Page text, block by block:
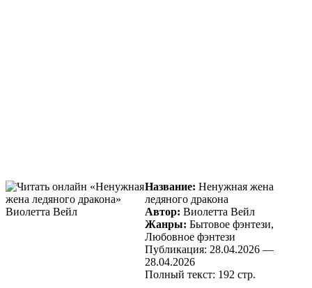
Название: Ненужная жена
ледяного дракона
Автор: Виолетта Вейл
Жанры: Бытовое фэнтези,
Любовное фэнтези
Публикация: 28.04.2026 —
28.04.2026
Полный текст: 192 стр.